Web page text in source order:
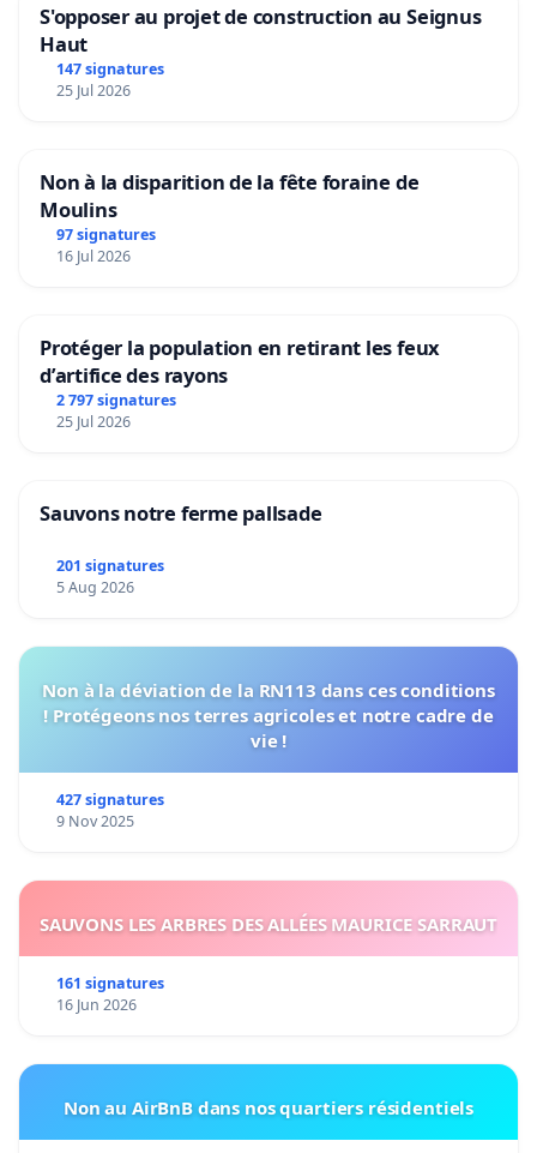
S'opposer au projet de construction au Seignus
Haut
147 signatures
25 Jul 2026
Non à la disparition de la fête foraine de
Moulins
97 signatures
16 Jul 2026
Protéger la population en retirant les feux
d’artifice des rayons
2 797 signatures
25 Jul 2026
Sauvons notre ferme pallsade
201 signatures
5 Aug 2026
Non à la déviation de la RN113 dans ces conditions
! Protégeons nos terres agricoles et notre cadre de
vie !
427 signatures
9 Nov 2025
SAUVONS LES ARBRES DES ALLÉES MAURICE SARRAUT
161 signatures
16 Jun 2026
Non au AirBnB dans nos quartiers résidentiels